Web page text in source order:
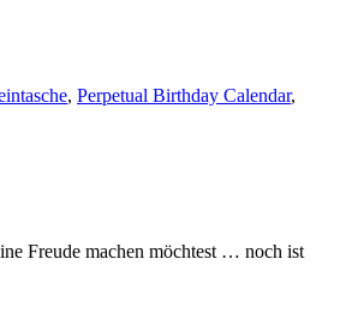
, Perpetual Birthday Calendar,
Freude machen möchtest … noch ist